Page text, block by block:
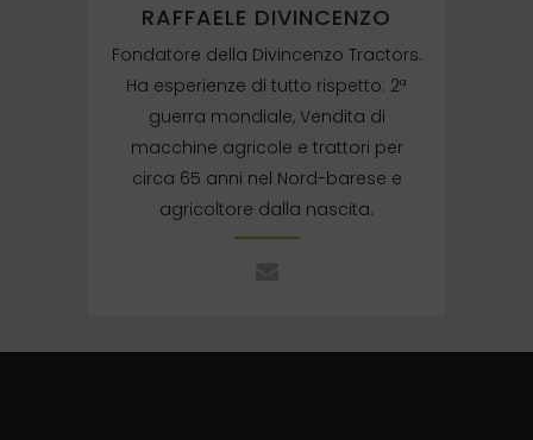
RAFFAELE DIVINCENZO
Fondatore della Divincenzo Tractors.
Ha esperienze di tutto rispetto: 2ª
guerra mondiale, Vendita di
macchine agricole e trattori per
circa 65 anni nel Nord-barese e
agricoltore dalla nascita.